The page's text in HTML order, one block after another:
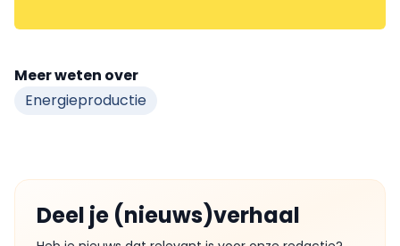
Meer weten over
Energieproductie
Deel je (nieuws)verhaal